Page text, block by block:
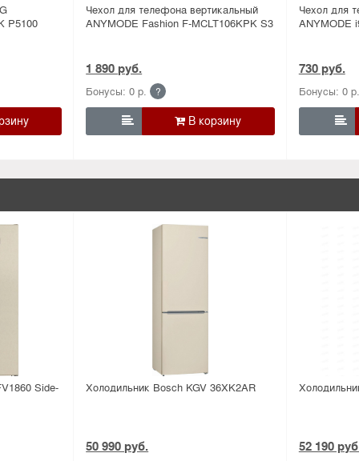
P5100
Чехол для телефона вертикальный
ANYMODE Fashion F-MCLT106KPK S3
1 890 руб.
Бонусы: 0 р. ?

Чехол для
ANYMODE
730 руб.
Бонусы: 0 р.

Side-
Холодильник Bosсh KGV 36XK2AR
50 990 руб. 52 190